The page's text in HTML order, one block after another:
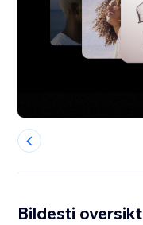
Bildesti oversikt